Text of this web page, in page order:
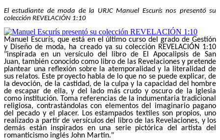
El estudiante de moda de la URJC Manuel Escurís nos presentó su
colección REVELACIÓN 1:10
Manuel Escurís, que está en el último curso del grado de Gestión
y Diseño de moda, ha creado ya su colección REVELACIÓN 1:10
"inspirada en un versículo del libro de El Apocalipsis de San
Juan, también conocido como libro de las Revelaciones y pretende
plantear una reflexión sobre la atemporalidad y la literalidad de
sus relatos. Este proyecto habla de lo que no se puede explicar, de
la devoción, de la castidad, de la culpa y la capacidad del hombre
de escapar de ella, y del lado más crudo y oscuro de la Iglesia
como institución. Toma referencias de la indumentaria tradicional
religiosa, contrastándolas con elementos del imaginario pagano
del pecado y el placer. Los estampados textiles son propios, uno
realizado a partir de versículos del libro de las Revelaciones, y los
demás están inspirados en una serie pictórica del artista del
romanticismo inglés John Martin."